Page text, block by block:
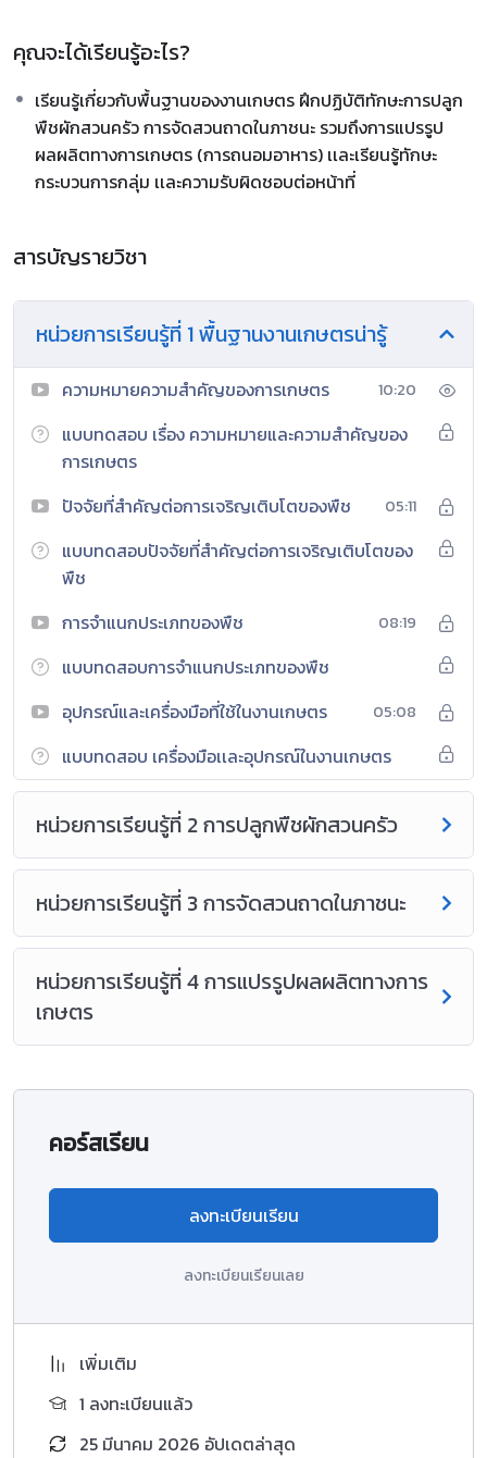
คุณจะได้เรียนรู้อะไร?
เรียนรู้เกี่ยวกับพื้นฐานของงานเกษตร ฝึกปฏิบัติทักษะการปลูก
พืชผักสวนครัว การจัดสวนถาดในภาชนะ รวมถึงการแปรรูป
ผลผลิตทางการเกษตร (การถนอมอาหาร) เเละเรียนรู้ทักษะ
กระบวนการกลุ่ม เเละความรับผิดชอบต่อหน้าที่
สารบัญรายวิชา
หน่วยการเรียนรู้ที่ 1 พื้นฐานงานเกษตรน่ารู้
ความหมายความสำคัญของการเกษตร 10:20
แบบทดสอบ เรื่อง ความหมายและความสำคัญของ
การเกษตร
ปัจจัยที่สำคัญต่อการเจริญเติบโตของพืช
05:11
แบบทดสอบปัจจัยที่สำคัญต่อการเจริญเติบโตของ
พืช
การจำแนกประเภทของพืช
08:19
แบบทดสอบการจำแนกประเภทของพืช
อุปกรณ์และเครื่องมือที่ใช้ในงานเกษตร
05:08
แบบทดสอบ เครื่องมือเเละอุปกรณ์ในงานเกษตร
หน่วยการเรียนรู้ที่ 2 การปลูกพืชผักสวนครัว
หน่วยการเรียนรู้ที่ 3 การจัดสวนถาดในภาชนะ
หน่วยการเรียนรู้ที่ 4 การแปรรูปผลผลิตทางการ
เกษตร
คอร์สเรียน
ลงทะเบียนเรียน
ลงทะเบียนเรียนเลย
เพิ่มเติม
1 ลงทะเบียนแล้ว
25 มีนาคม 2026 อัปเดตล่าสุด